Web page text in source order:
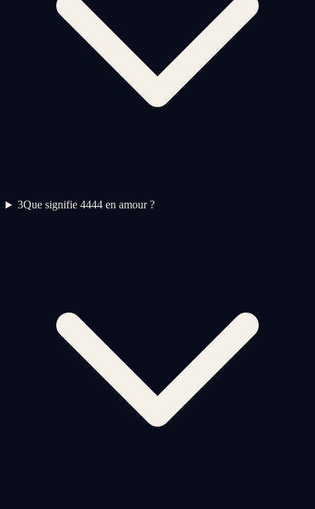
3Que signifie 4444 en amour ?